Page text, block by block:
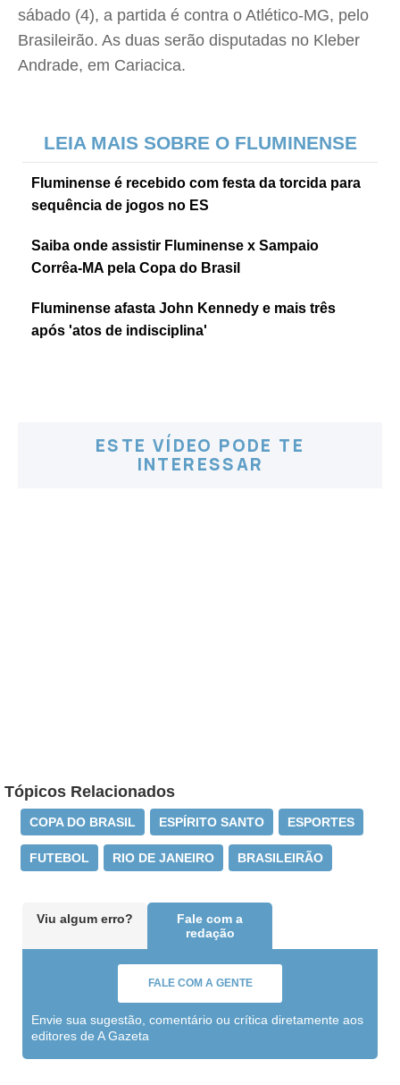
sábado (4), a partida é contra o Atlético-MG, pelo
Brasileirão. As duas serão disputadas no Kleber
Andrade, em Cariacica.
LEIA MAIS SOBRE O FLUMINENSE
Fluminense é recebido com festa da torcida para
sequência de jogos no ES
Saiba onde assistir Fluminense x Sampaio
Corrêa-MA pela Copa do Brasil
Fluminense afasta John Kennedy e mais três
após 'atos de indisciplina'
ESTE VÍDEO PODE TE
INTERESSAR
Tópicos Relacionados
COPA DO BRASIL ESPÍRITO SANTO ESPORTES
FUTEBOL RIO DE JANEIRO BRASILEIRÃO
Viu algum erro?
Fale com a
redação
FALE COM A GENTE
Envie sua sugestão, comentário ou crítica diretamente aos
editores de A Gazeta